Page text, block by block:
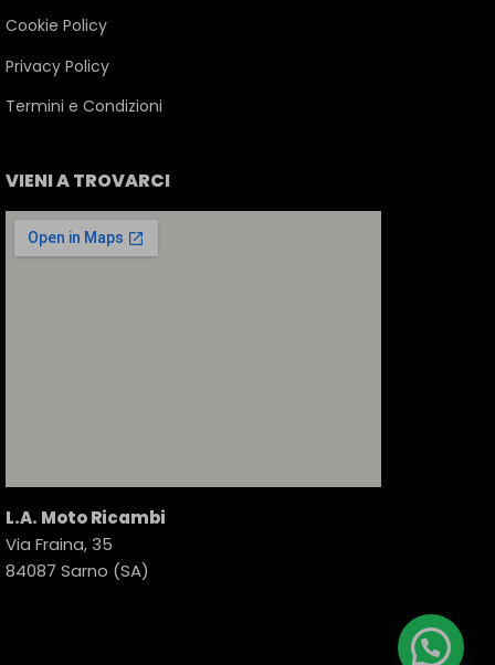
Cookie Policy
Privacy Policy
Termini e Condizioni
VIENI A TROVARCI
L.A. Moto Ricambi
Via Fraina, 35
84087 Sarno (SA)